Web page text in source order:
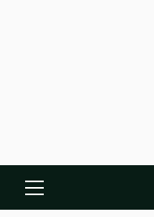
Primary
Menu